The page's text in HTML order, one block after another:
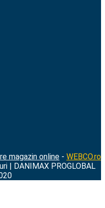
magazin online - WEBCO.ro
| DANIMAX PROGLOBAL